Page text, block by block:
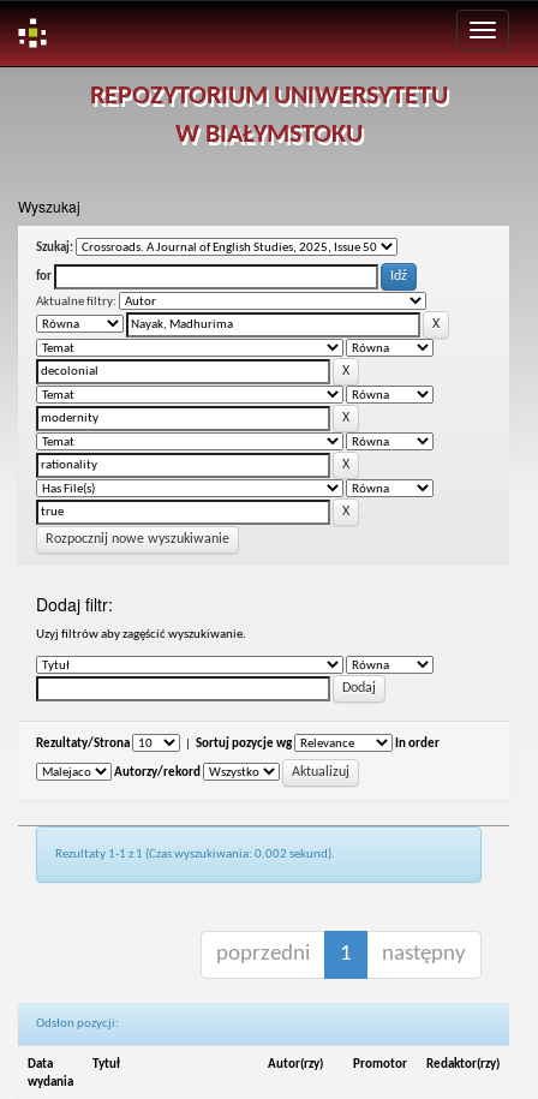
REPOZYTORIUM UNIWERSYTETU
W BIAŁYMSTOKU
Wyszukaj
Szukaj:
for
Aktualne filtry:
Rozpocznij nowe wyszukiwanie
Dodaj filtr:
Uzyj filtrów aby zagęścić wyszukiwanie.
Rezultaty/Strona Sortuj pozycje wg In order
Autorzy/rekord
Rezultaty 1-1 z 1 (Czas wyszukiwania: 0.002 sekund).
poprzedni 1 następny
Odsłon pozycji:
Data
wydania
Tytuł Autor(rzy) Promotor Redaktor(rzy)